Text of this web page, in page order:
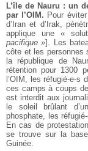
L’île de Nauru : un
par l’OIM. Pour
d’Iran et d’Irak,
applique une «
pacifique »]. Les
côte et les personnes
la république de
rétention pour 1300
l’OIM, les réfugié-e-s
ces camps à coups
est interdit aux
le soleil brûlant
phosphate, les
En cas de
se trouve sur la
Guinée.